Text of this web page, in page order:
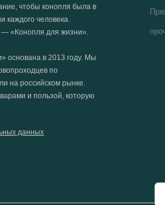
чтобы конопля была в
каждого человека.
«Конопля для жизни».
основана в 2013 году. Мы
по
на российском рынке.
и пользой, которую
данных